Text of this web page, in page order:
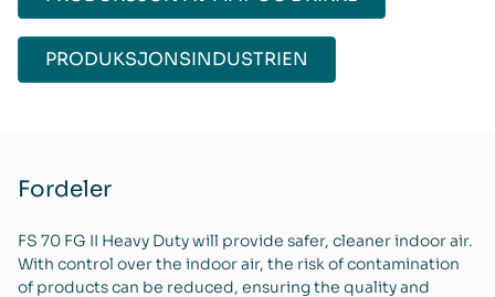
PRODUKSJONSINDUSTRIEN
Fordeler
FS 70 FG II Heavy Duty will provide safer, cleaner indoor air.
With control over the indoor air, the risk of contamination
of products can be reduced, ensuring the quality and